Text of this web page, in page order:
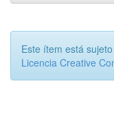
Este ítem está
Licencia Creative